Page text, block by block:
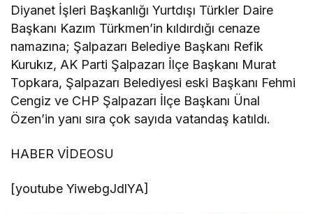
Diyanet İşleri Başkanlığı Yurtdışı Türkler Daire
Başkanı Kazım Türkmen’in kıldırdığı cenaze
namazına; Şalpazarı Belediye Başkanı Refik
Kurukız, AK Parti Şalpazarı İlçe Başkanı Murat
Topkara, Şalpazarı Belediyesi eski Başkanı Fehmi
Cengiz ve CHP Şalpazarı İlçe Başkanı Ünal
Özen’in yanı sıra çok sayıda vatandaş katıldı.
HABER VİDEOSU
[youtube YiwebgJdlYA]